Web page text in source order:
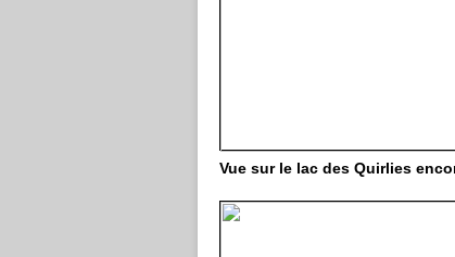
Vue sur le lac des Quirlies